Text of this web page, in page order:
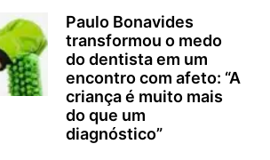
Paulo Bonavides
transformou o medo
do dentista em um
encontro com afeto: “A
criança é muito mais
do que um
diagnóstico”